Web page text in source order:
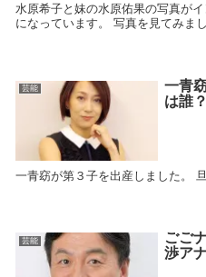
水原希子と妹の水原佑果の写真が
になっています。 写真を見てみまし
芸能
一青
は誰
一青窈が第３子を出産しました。
芸能
ごご
渉ア